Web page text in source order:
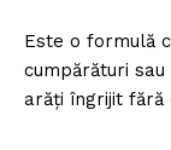
Este o formulă
cumpărături
arăți îngrijit fără